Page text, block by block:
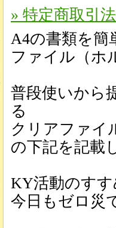
» 特定商取引
A4の書類を簡
ファイル（ホ
普段使いから
る
クリアファイ
の下記を記載
KY活動のす
今日もゼロ災